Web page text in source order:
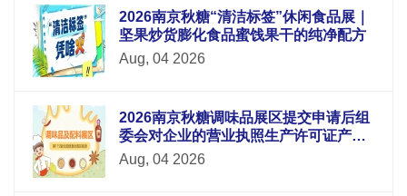
2026南京秋糖“清洁标签”休闲食品展｜
坚果炒货膨化食品蜜饯果干的纯净配方
Aug, 04 2026
2026南京秋糖调味品展区提交申请后组
委会对企业的营业执照生产许可证产品
检测报告等材料进行审核
Aug, 04 2026